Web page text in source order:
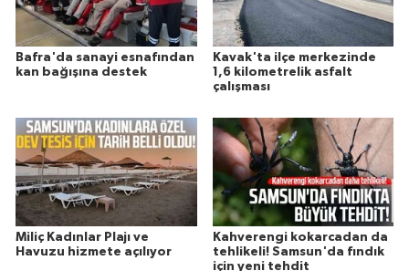
Bafra'da sanayi esnafından
kan bağışına destek
Kavak'ta ilçe merkezinde
1,6 kilometrelik asfalt
çalışması
Miliç Kadınlar Plajı ve
Havuzu hizmete açılıyor
Kahverengi kokarcadan da
tehlikeli! Samsun'da fındık
için yeni tehdit